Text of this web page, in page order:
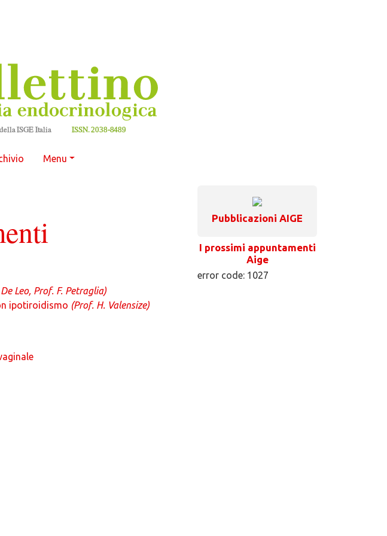
Menu
Leo, Prof. F. Petraglia)
ipotiroidismo (Prof. H. Valensize)
Pubblicazioni AIGE
I prossimi appuntamenti
Aige
error code: 1027